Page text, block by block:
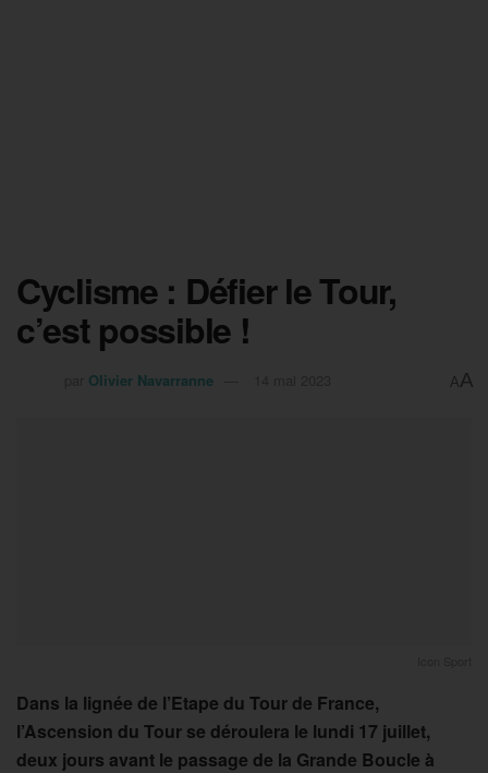
Cyclisme : Défier le Tour,
c’est possible !
Olivier Navarranne AA
Dans la lignée de l’Etape du Tour de France,
l’Ascension du Tour se déroulera le lundi 17 juillet,
deux jours avant le passage de la Grande Boucle à